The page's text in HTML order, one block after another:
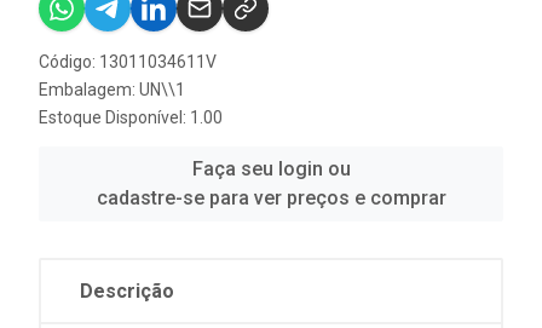
Código: 13011034611V
Embalagem: UN\\1
Estoque Disponível: 1.00
Faça seu login ou
cadastre-se para ver preços e comprar
Descrição